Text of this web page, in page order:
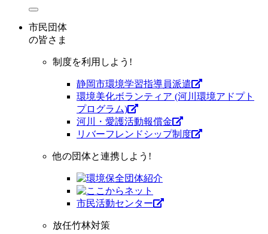
市民団体
の皆さま
制度を利用しよう!
静岡市環境学習指導員派遣
環境美化ボランティア (河川環境アドプト
プログラム)
河川・愛護活動報償金
リバーフレンドシップ制度
他の団体と連携しよう!
市⺠活動センター
放任竹林対策